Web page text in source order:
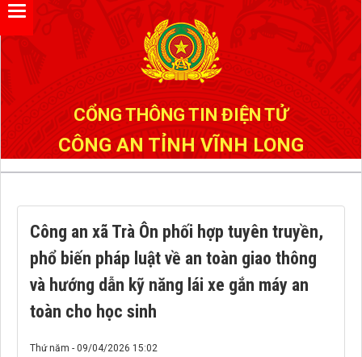
CỔNG THÔNG TIN ĐIỆN TỬ
CÔNG AN TỈNH VĨNH LONG
Công an xã Trà Ôn phối hợp tuyên truyền,
phổ biến pháp luật về an toàn giao thông
và hướng dẫn kỹ năng lái xe gắn máy an
toàn cho học sinh
Thứ năm - 09/04/2026 15:02